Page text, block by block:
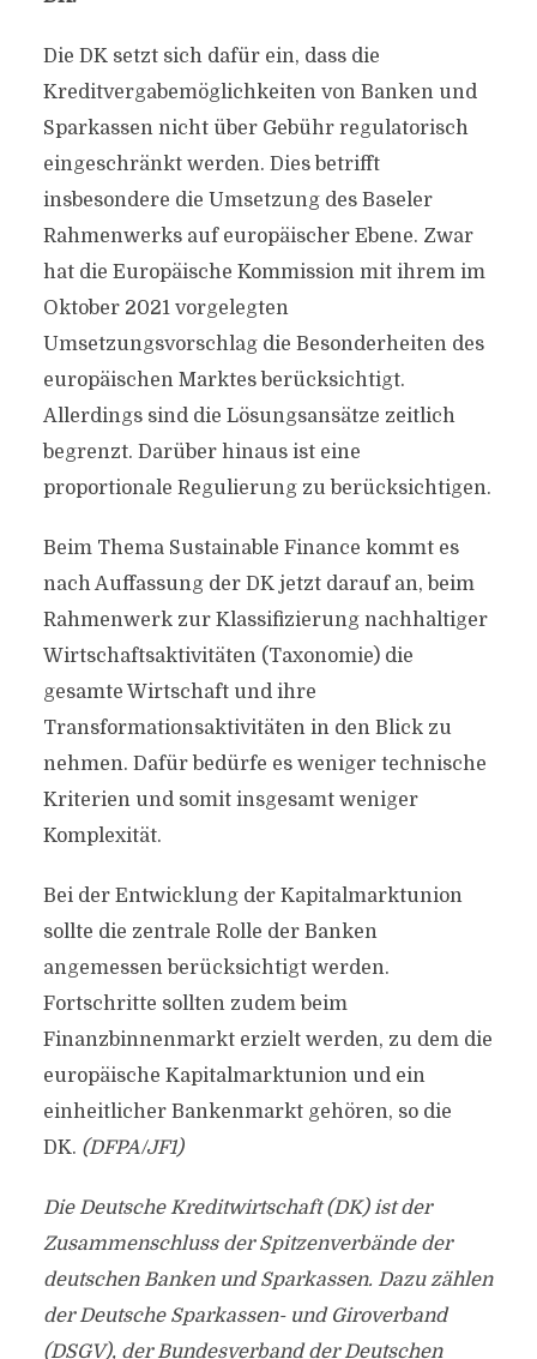
Die DK setzt sich dafür ein, dass die
Kreditvergabemöglichkeiten von Banken und
Sparkassen nicht über Gebühr regulatorisch
eingeschränkt werden. Dies betrifft
insbesondere die Umsetzung des Baseler
Rahmenwerks auf europäischer Ebene. Zwar
hat die Europäische Kommission mit ihrem im
Oktober 2021 vorgelegten
Umsetzungsvorschlag die Besonderheiten des
europäischen Marktes berücksichtigt.
Allerdings sind die Lösungsansätze zeitlich
begrenzt. Darüber hinaus ist eine
proportionale Regulierung zu berücksichtigen.
Beim Thema Sustainable Finance kommt es
nach Auffassung der DK jetzt darauf an, beim
Rahmenwerk zur Klassifizierung nachhaltiger
Wirtschaftsaktivitäten (Taxonomie) die
gesamte Wirtschaft und ihre
Transformationsaktivitäten in den Blick zu
nehmen. Dafür bedürfe es weniger technische
Kriterien und somit insgesamt weniger
Komplexität.
Bei der Entwicklung der Kapitalmarktunion
sollte die zentrale Rolle der Banken
angemessen berücksichtigt werden.
Fortschritte sollten zudem beim
Finanzbinnenmarkt erzielt werden, zu dem die
europäische Kapitalmarktunion und ein
einheitlicher Bankenmarkt gehören, so die
DK. (DFPA/JF1)
Die Deutsche Kreditwirtschaft (DK) ist der
Zusammenschluss der Spitzenverbände der
deutschen Banken und Sparkassen. Dazu zählen
der Deutsche Sparkassen- und Giroverband
(DSGV), der Bundesverband der Deutschen